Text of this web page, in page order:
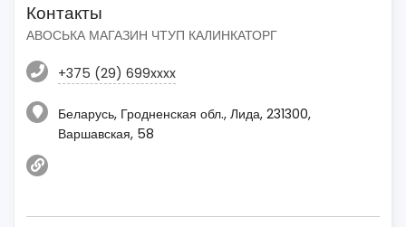
Контакты
АВОСЬКА МАГАЗИН ЧТУП КАЛИНКАТОРГ
+375 (29) 699xxxx
Беларусь, Гродненская обл., Лида, 231300,
Варшавская, 58